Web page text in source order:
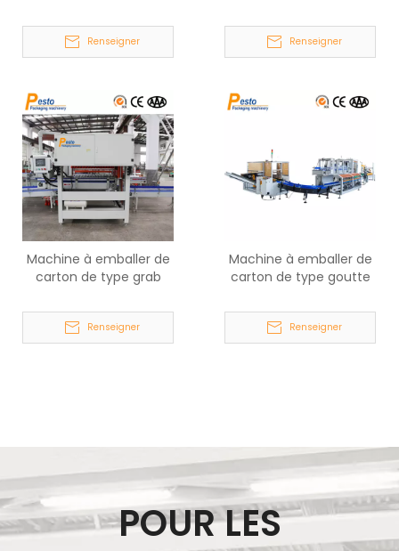
Renseigner Renseigner
Machine à emballer de
carton de type grab
Renseigner
Machine à emballer de
carton de type goutte
Renseigner
POUR LES